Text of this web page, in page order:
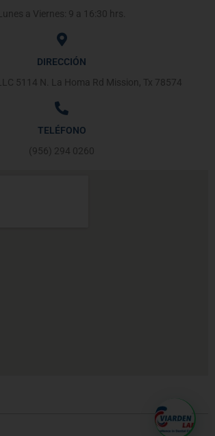
a Viernes: 9 a 16:30 hrs.
DIRECCIÓN
5114 N. La Homa Rd Mission, Tx 78574
TELÉFONO
(956) 294 0260